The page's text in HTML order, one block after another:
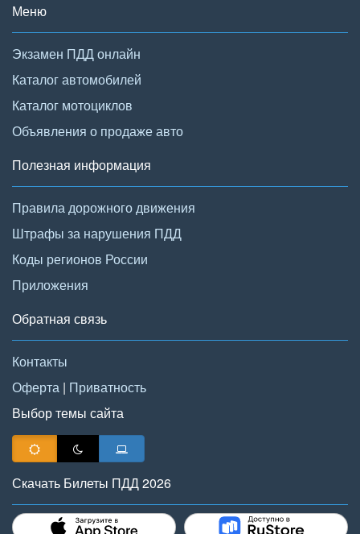
Меню
Экзамен ПДД онлайн
Каталог автомобилей
Каталог мотоциклов
Объявления о продаже авто
Полезная информация
Правила дорожного движения
Штрафы за нарушения ПДД
Коды регионов России
Приложения
Обратная связь
Контакты
Оферта | Приватность
Выбор темы сайта
Скачать Билеты ПДД 2026